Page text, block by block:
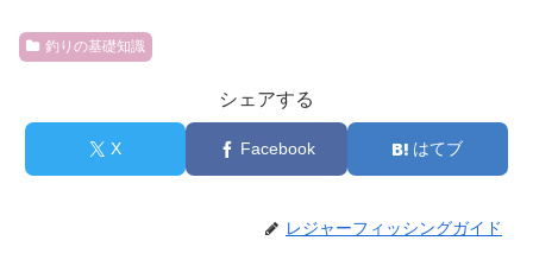
釣りの基礎知識
シェアする
X Facebook はてブ
レジャーフィッシングガイド